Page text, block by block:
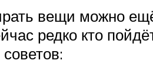
вещи можно
редко кто